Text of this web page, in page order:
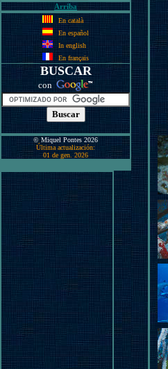
Arriba
En català
En español
In english
En français
BUSCAR
con
© Miquel Pontes 2026
Última actualización:
01 de gen. 2026